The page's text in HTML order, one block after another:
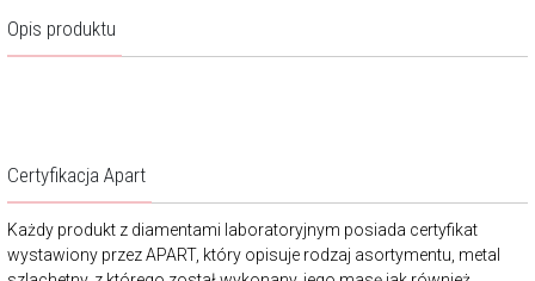
Opis produktu
Certyfikacja Apart
Każdy produkt z diamentami laboratoryjnym posiada certyfikat
wystawiony przez APART, który opisuje rodzaj asortymentu, metal